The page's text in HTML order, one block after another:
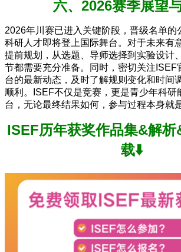
六、2026赛季展望
2026年川赛已进入关键阶段，晋级名单的
科研人才即将登上国际舞台。对于未来有
提前规划，从选题、导师选择到实验设计
节都需要充分准备。同时，密切关注ISEF
台的最新动态，及时了解规则变化和时间
顺利。ISEF不仅是竞赛，更是青少年科研
台，无论最终结果如何，参与过程本身就
ISEF历年获奖作品集&解
载⬇️